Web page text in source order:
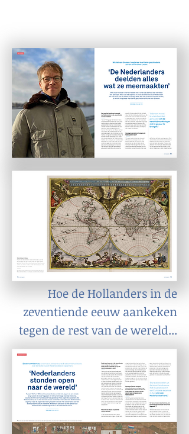
Hoe de Hollanders in de
zeventiende eeuw aankeken
tegen de rest van de wereld...